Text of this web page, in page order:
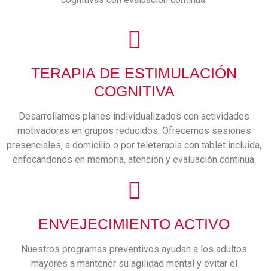
TERAPIA DE ESTIMULACIÓN
COGNITIVA
Desarrollamos planes individualizados con actividades
motivadoras en grupos reducidos. Ofrecemos sesiones
presenciales, a domicilio o por teleterapia con tablet incluida,
enfocándonos en memoria, atención y evaluación continua.
ENVEJECIMIENTO ACTIVO
Nuestros programas preventivos ayudan a los adultos
mayores a mantener su agilidad mental y evitar el